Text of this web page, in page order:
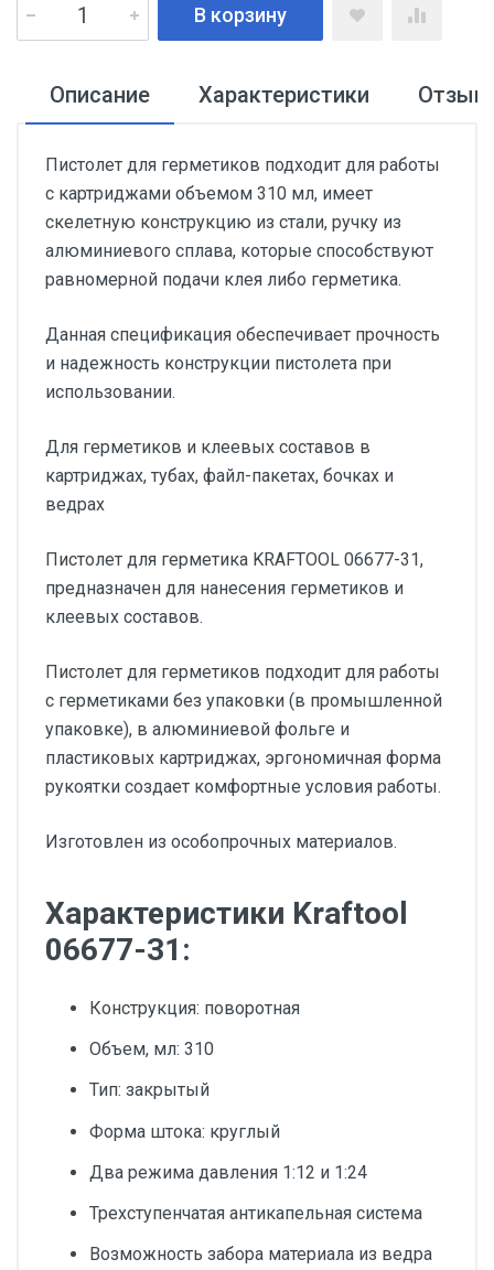
В корзину
Описание Характеристики
Пистолет для герметиков подходит для работы
с картриджами объемом 310 мл, имеет
скелетную конструкцию из стали, ручку из
алюминиевого сплава, которые способствуют
равномерной подачи клея либо герметика.
Данная спецификация обеспечивает прочность
и надежность конструкции пистолета при
использовании.
Для герметиков и клеевых составов в
картриджах, тубах, файл-пакетах, бочках и
ведрах
Пистолет для герметика KRAFTOOL 06677-31,
предназначен для нанесения герметиков и
клеевых составов.
Пистолет для герметиков подходит для работы
с герметиками без упаковки (в промышленной
упаковке), в алюминиевой фольге и
пластиковых картриджах, эргономичная форма
рукоятки создает комфортные условия работы.
Изготовлен из особопрочных материалов.
Характеристики Kraftool
06677-31:
Конструкция: поворотная
Объем, мл: 310
Тип: закрытый
Форма штока: круглый
Два режима давления 1:12 и 1:24
Трехступенчатая антикапельная система
Возможность забора материала из ведра